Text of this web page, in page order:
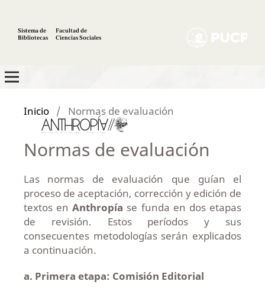
Sistema de
Bibliotecas
Facultad de
Ciencias Sociales
Inicio / Normas de evaluación
Normas de evaluación
Las normas de evaluación que guían el
proceso de aceptación, corrección y edición de
textos enAnthropía se funda en dos etapas
de revisión. Estos períodos y sus
consecuentes metodologías serán explicados
a continuación.
a. Primera etapa: Comisión Editorial